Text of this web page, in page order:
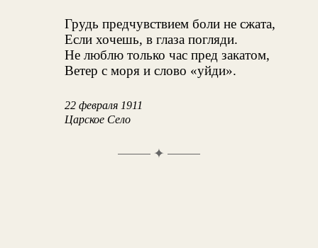
Грудь предчувствием боли не сжата,
Если хочешь, в глаза погляди.
Не люблю только час пред закатом,
Ветер с моря и слово «уйди».
22 февраля 1911
Царское Село
✦